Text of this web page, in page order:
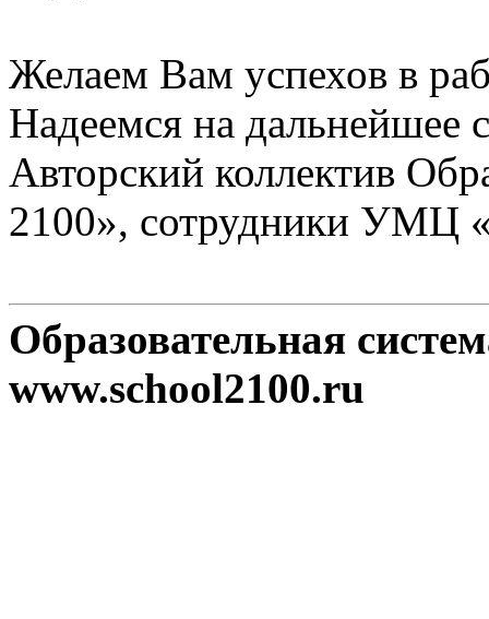
Желаем Вам успехов в
Надеемся на дальнейшее
Авторский коллектив
2100», сотрудники УМЦ
Образовательная
www.school2100.ru